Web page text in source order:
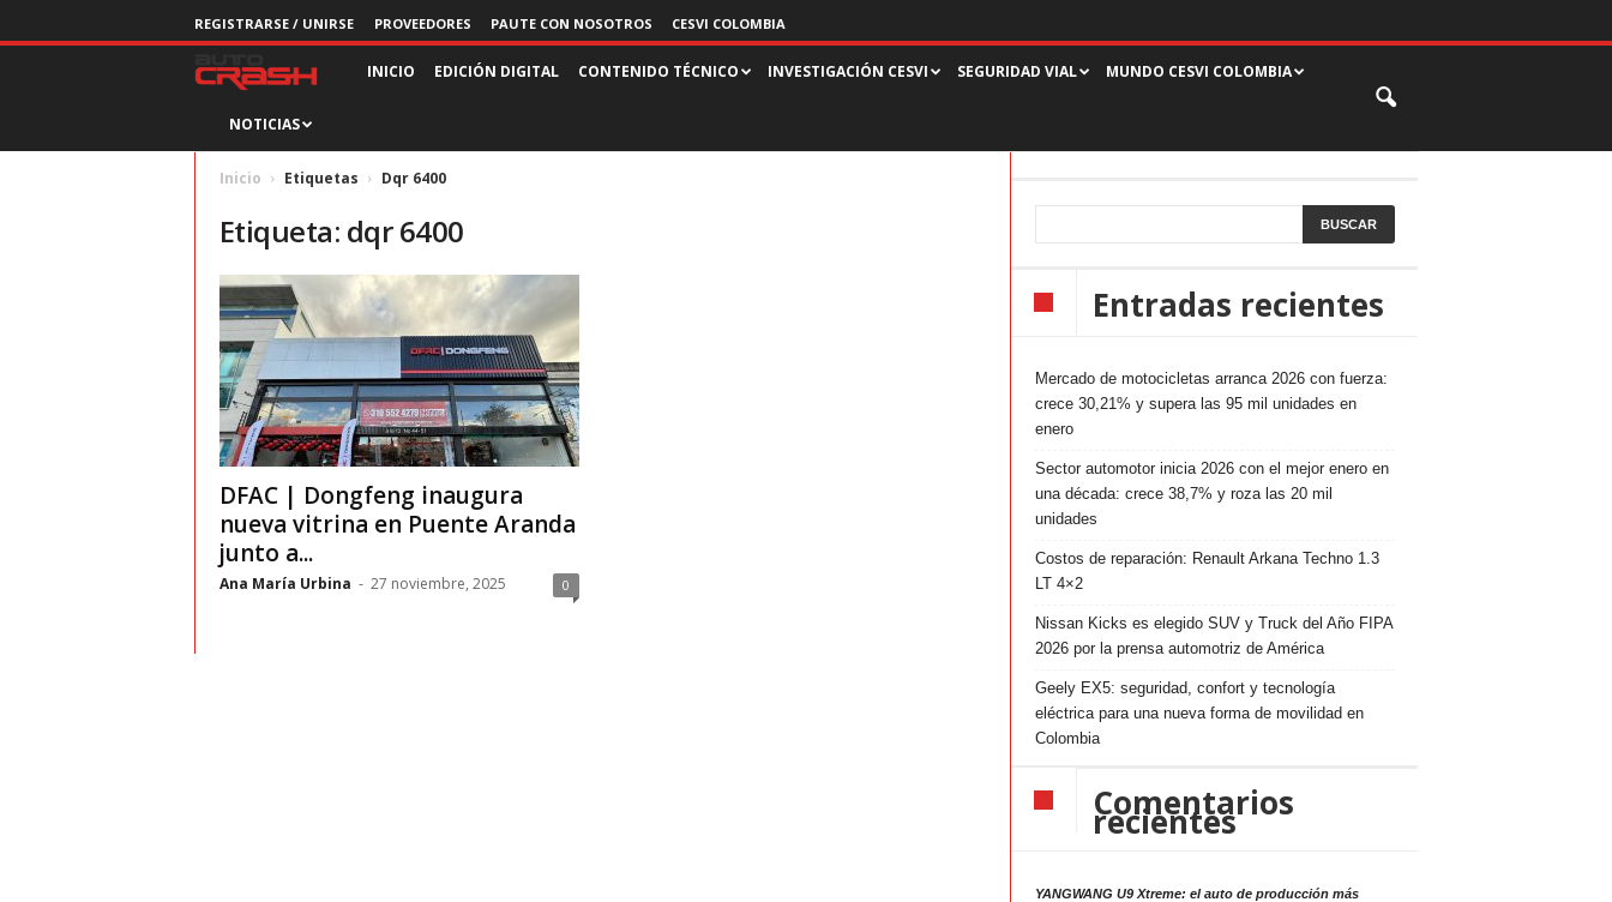
REGISTRARSE / UNIRSE PROVEEDORES PAUTE CON NOSOTROS CESVI COLOMBIA
v
i
s
t
a
A
u
INICIO EDICIÓN DIGITAL CONTENIDO TÉCNICO INVESTIGACIÓN CESVI SEGURIDAD VIAL MUNDO CESVI COLOMBIA
NOTICIAS
Inicio Etiquetas Dqr 6400
Etiqueta: dqr 6400
DFAC | Dongfeng inaugura
nueva vitrina en Puente Aranda
junto a...
Ana María Urbina - 27 noviembre, 2025 0
Entradas recientes
Mercado de motocicletas arranca 2026 con fuerza:
crece 30,21% y supera las 95 mil unidades en
enero
Sector automotor inicia 2026 con el mejor enero en
una década: crece 38,7% y roza las 20 mil
unidades
Costos de reparación: Renault Arkana Techno 1.3
LT 4×2
Nissan Kicks es elegido SUV y Truck del Año FIPA
2026 por la prensa automotriz de América
Geely EX5: seguridad, confort y tecnología
eléctrica para una nueva forma de movilidad en
Colombia
Comentarios
recientes
YANGWANG U9 Xtreme: el auto de producción más